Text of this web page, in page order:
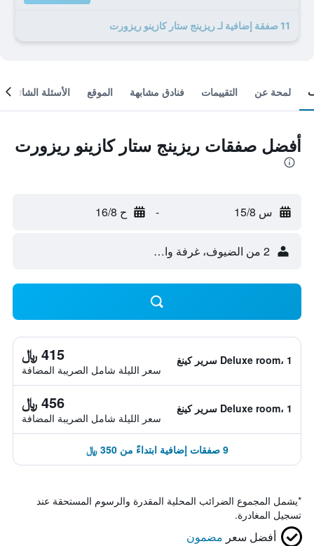
11 صفقة إضافية لـ ريزينج ستار كازينو ريزورت
لمحة عن التقييمات فنادق مشابهة الموقع الأسئلة الشائعة
أفضل صفقات ريزينج ستار كازينو ريزورت
س 15/8 - ح 16/8
2 من الضيوف، غرفة واحدة
Deluxe room، 1 سرير كينغ 415 ﷼
سعر الليلة شامل الصريبة المضافة
Deluxe room، 1 سرير كينغ 456 ﷼
سعر الليلة شامل الصريبة المضافة
9 صفقات إضافية ابتداءً من 350 ﷼
*يشمل المجموع الضرائب المحلية المقدرة والرسوم المستحقة عند
تسجيل المغادرة.
أفضل سعر مضمون